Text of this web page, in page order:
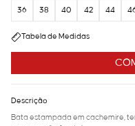
36 38 40 42 44
Tabela de Medidas
Descrição
Bata estampada em cachemire,